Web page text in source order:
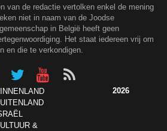
van de redactie vertolken enkel de mening
niet in naam van de Joodse
in België heeft geen
Het staat iedereen vrij om
en die te verkondigen.
&
2026